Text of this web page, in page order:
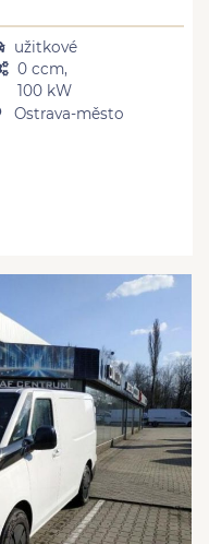
užitkové
0 ccm,
100 kW
Ostrava-město